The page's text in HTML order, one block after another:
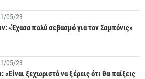
05/23
«Έχασα πολύ σεβασμό για τον Σαμπόνις»
05/23
«Είναι ξεχωριστό να ξέρεις ότι θα παίξεις